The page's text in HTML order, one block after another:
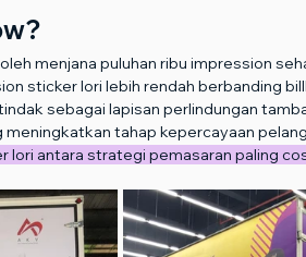
menjana puluhan ribu impression
sticker lori lebih rendah berbanding
sebagai lapisan perlindungan
meningkatkan tahap kepercayaan
lori antara strategi pemasaran paling